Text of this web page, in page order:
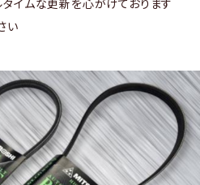
イムな更新を心がけております
い